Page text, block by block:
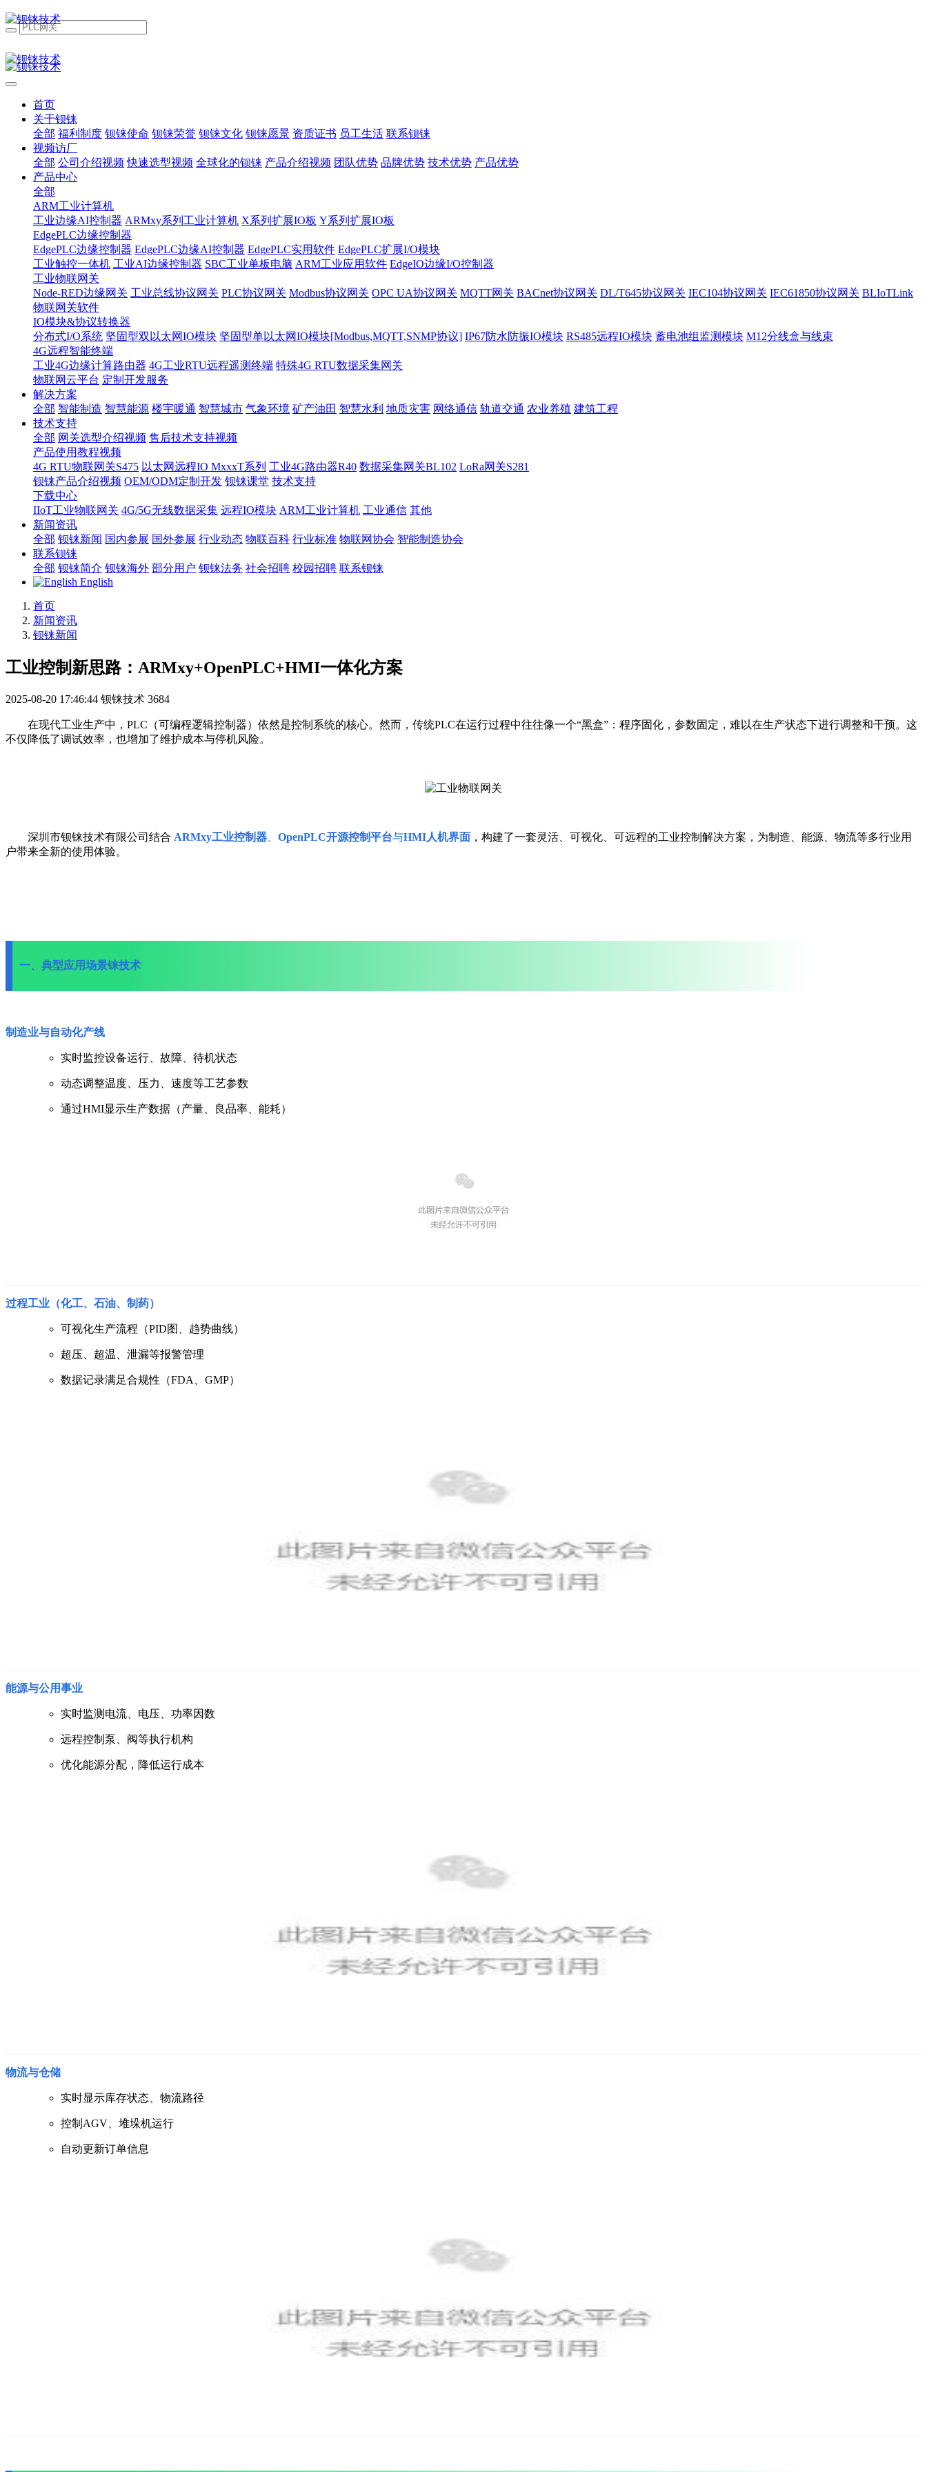
首页
关于钡铼
全部 福利制度 钡铼使命 钡铼荣誉 钡铼文化 钡铼愿景 资质证书 员工生活 联系钡铼
视频访厂
全部 公司介绍视频 快速选型视频 全球化的钡铼 产品介绍视频 团队优势 品牌优势 技术优势 产品优势
产品中心
全部
ARM工业计算机
工业边缘AI控制器 ARMxy系列工业计算机 X系列扩展IO板 Y系列扩展IO板
EdgePLC边缘控制器
EdgePLC边缘控制器 EdgePLC边缘AI控制器 EdgePLC实用软件 EdgePLC扩展I/O模块
工业触控一体机 工业AI边缘控制器 SBC工业单板电脑 ARM工业应用软件 EdgeIO边缘I/O控制器
工业物联网关
Node-RED边缘网关 工业总线协议网关 PLC协议网关 Modbus协议网关 OPC UA协议网关 MQTT网关 BACnet协议网关 DL/T645协议网关 IEC104协议网关 IEC61850协议网关 BLIoTLink
物联网关软件
IO模块&协议转换器
分布式I/O系统 坚固型双以太网IO模块 坚固型单以太网IO模块[Modbus,MQTT,SNMP协议] IP67防水防振IO模块 RS485远程IO模块 蓄电池组监测模块 M12分线盒与线束
4G远程智能终端
工业4G边缘计算路由器 4G工业RTU远程遥测终端 特殊4G RTU数据采集网关
物联网云平台 定制开发服务
解决方案
全部 智能制造 智慧能源 楼宇暖通 智慧城市 气象环境 矿产油田 智慧水利 地质灾害 网络通信 轨道交通 农业养殖 建筑工程
技术支持
全部 网关选型介绍视频 售后技术支持视频
产品使用教程视频
4G RTU物联网关S475 以太网远程IO MxxxT系列 工业4G路由器R40 数据采集网关BL102 LoRa网关S281
钡铼产品介绍视频 OEM/ODM定制开发 钡铼课堂 技术支持
下载中心
IIoT工业物联网关 4G/5G无线数据采集 远程IO模块 ARM工业计算机 工业通信 其他
新闻资讯
全部 钡铼新闻 国内参展 国外参展 行业动态 物联百科 行业标准 物联网协会 智能制造协会
联系钡铼
全部 钡铼简介 钡铼海外 部分用户 钡铼法务 社会招聘 校园招聘 联系钡铼
English
首页
新闻资讯
钡铼新闻
工业控制新思路：ARMxy+OpenPLC+HMI一体化方案
2025-08-20 17:46:44 钡铼技术 3684
在现代工业生产中，PLC（可编程逻辑控制器）依然是控制系统的核心。然而，传统PLC在运行过程中往往像一个“黑盒”：程序固化，参数固定，难以在生产状态下进行调整和干预。这
不仅降低了调试效率，也增加了维护成本与停机风险。
深圳市钡铼技术有限公司结合 ARMxy工业控制器 OpenPLC开源控制平台与HMI人机界面 ，构建了一套灵活、可视化、可远程的工业控制解决方案，为制造、能源、物流等多行业用
户带来全新的使用体验。
一、典型应用场景铼技术
制造业与自动化产线
实时监控设备运行、故障、待机状态
动态调整温度、压力、速度等工艺参数
通过HMI显示生产数据（产量、良品率、能耗）
过程工业（化工、石油、制药）
可视化生产流程（PID图、趋势曲线）
超压、超温、泄漏等报警管理
数据记录满足合规性（FDA、GMP）
能源与公用事业
实时监测电流、电压、功率因数
远程控制泵、阀等执行机构
优化能源分配，降低运行成本
物流与仓储
实时显示库存状态、物流路径
控制AGV、堆垛机运行
自动更新订单信息